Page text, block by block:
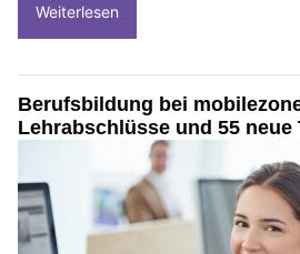
Weiterlesen
Berufsbildung bei
Lehrabschlüsse und 55 neue